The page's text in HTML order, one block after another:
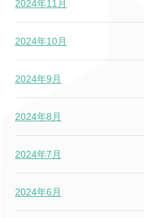
2024年11月
2024年10月
2024年9月
2024年8月
2024年7月
2024年6月